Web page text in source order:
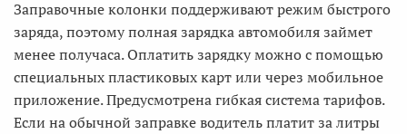
Заправочные колонки поддерживают режим быстрого
заряда, поэтому полная зарядка автомобиля займет
менее получаса. Оплатить зарядку можно с помощью
специальных пластиковых карт или через мобильное
приложение. Предусмотрена гибкая система тарифов.
Если на обычной заправке водитель платит за литры